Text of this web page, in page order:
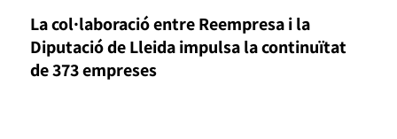
La col·laboració entre Reempresa i la
Diputació de Lleida impulsa la continuïtat
de 373 empreses